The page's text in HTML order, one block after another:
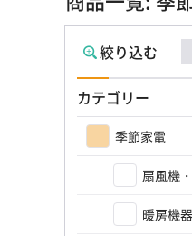
絞り込む
カテゴリー
季節家電
扇風機
暖房機器